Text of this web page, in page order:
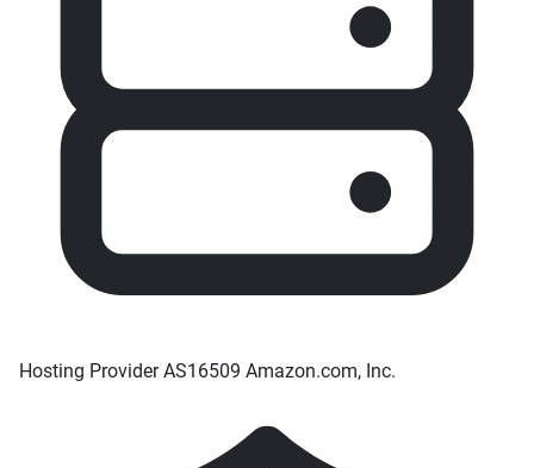
Hosting Provider AS16509 Amazon.com, Inc.